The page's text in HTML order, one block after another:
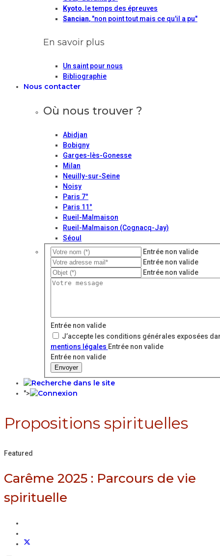
Kyoto, le temps des épreuves
Sancian, "non point tout mais ce qu'il a pu"
En savoir plus
Un saint pour nous
Bibliographie
Nous contacter
Où nous trouver ?
Abidjan
Bobigny
Garges-lès-Gonesse
Milan
Neuilly-sur-Seine
Noisy
Paris 7°
Paris 11°
Rueil-Malmaison
Rueil-Malmaison (Cognacq-Jay)
Séoul
Entrée non valide
Entrée non valide
Entrée non valide
Entrée non valide
J’accepte les conditions générales exposées
mentions légales Entrée non valide
Entrée non valide
Envoyer
">
Propositions spirituelles
Featured
Carême 2025 : Parcours de vie
spirituelle